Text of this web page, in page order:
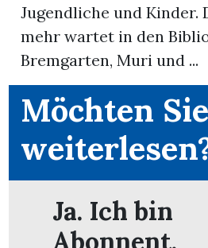
Jugendliche und Kinder.
mehr wartet in den
Bremgarten, Muri und ...
Möchten Sie
Ja. Ich bin